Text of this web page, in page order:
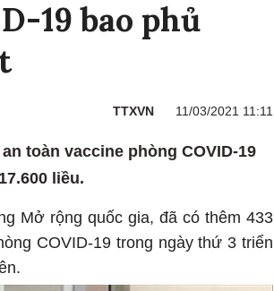
19 bao phủ
TTXVN 11/03/2021 11:11
toàn vaccine phòng COVID-19
liều.
Mở rộng quốc gia, đã có thêm 433
COVID-19 trong ngày thứ 3 triển